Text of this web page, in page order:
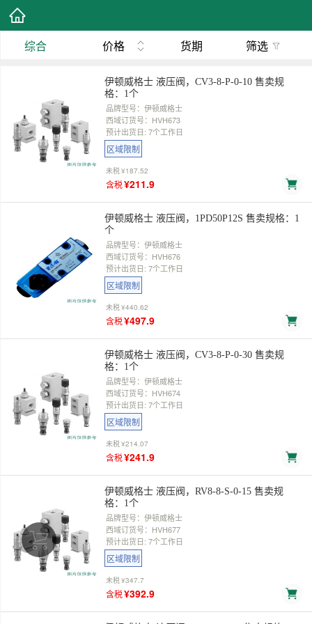
综合 价格 货期 筛选
伊顿威格士 液压阀，CV3-8-P-0-10 售卖规
格：1个
品牌型号：伊顿威格士
西域订货号：HVH673
预计出货日: 7个工作日
区域限制
未税¥187.52
含税¥211.9
伊顿威格士 液压阀，1PD50P12S 售卖规格：1
个
品牌型号：伊顿威格士
西域订货号：HVH676
预计出货日: 7个工作日
区域限制
未税¥440.62
含税¥497.9
伊顿威格士 液压阀，CV3-8-P-0-30 售卖规
格：1个
品牌型号：伊顿威格士
西域订货号：HVH674
预计出货日: 7个工作日
区域限制
未税¥214.07
含税¥241.9
伊顿威格士 液压阀，RV8-8-S-0-15 售卖规
格：1个
品牌型号：伊顿威格士
西域订货号：HVH677
预计出货日: 7个工作日
区域限制
未税¥347.7
含税¥392.9